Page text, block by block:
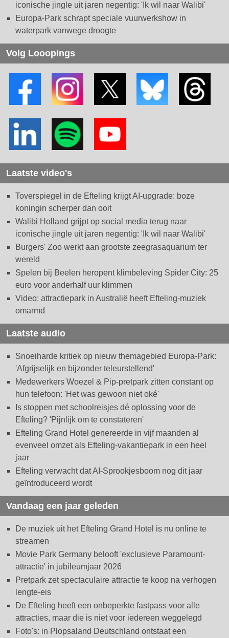
iconische jingle uit jaren negentig: 'Ik wil naar Walibi'
Europa-Park schrapt speciale vuurwerkshow in
waterpark vanwege droogte
Volg Looopings
Laatste video's
Toverspiegel in de Efteling krijgt AI-upgrade: boze
koningin scherper dan ooit
Walibi Holland grijpt op social media terug naar
iconische jingle uit jaren negentig: 'Ik wil naar Walibi'
Burgers' Zoo werkt aan grootste zeegrasaquarium ter
wereld
Spelen bij Beelen heropent klimbeleving Spider City: 25
euro voor anderhalf uur klimmen
Video: attractiepark in Australië heeft Efteling-muziek
omarmd
Laatste audio
Snoeiharde kritiek op nieuw themagebied Europa-Park:
'Afgrijselijk en bijzonder teleurstellend'
Medewerkers Woezel & Pip-pretpark zitten constant op
hun telefoon: 'Het was gewoon niet oké'
Is stoppen met schoolreisjes dé oplossing voor de
Efteling? 'Pijnlijk om te constateren'
Efteling Grand Hotel genereerde in vijf maanden al
evenveel omzet als Efteling-vakantiepark in een heel
jaar
Efteling verwacht dat AI-Sprookjesboom nog dit jaar
geïntroduceerd wordt
Vandaag een jaar geleden
De muziek uit het Efteling Grand Hotel is nu online te
streamen
Movie Park Germany belooft 'exclusieve Paramount-
attractie' in jubileumjaar 2026
Pretpark zet spectaculaire attractie te koop na verhogen
lengte-eis
De Efteling heeft een onbeperkte fastpass voor alle
attracties, maar die is niet voor iedereen weggelegd
Foto's: in Plopsaland Deutschland ontstaat een